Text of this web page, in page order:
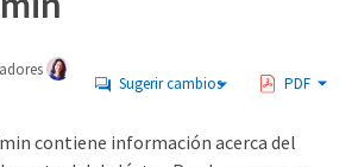
Sugerir cambios PDF
contiene información acerca del